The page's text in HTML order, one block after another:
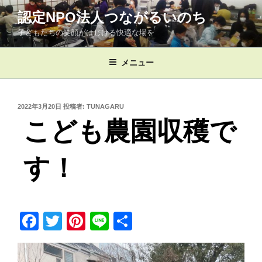
コ
ン
テ
ン
へ
認定NPO法人つながるいのち
子どもたちの笑顔がはじける快適な場を
メニュー
投
2022年3月20日 投稿者: TUNAGARU
こども農園収穫で
す！
F
a
T
wi
Pi
nt
Li
n
有